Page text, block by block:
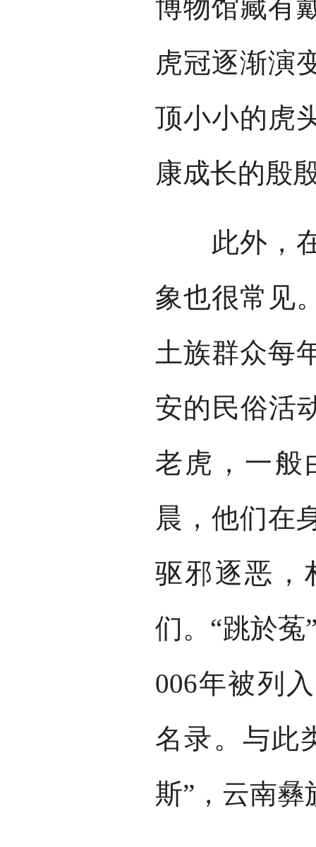
博物馆藏有
虎冠逐渐演
顶小小的虎
康成长的殷
此外，在
象也很常见
土族群众每
安的民俗活
老虎，一般
晨，他们在
驱邪逐恶，
们。“跳於菟
006年被列
名录。与此
斯”，云南彝